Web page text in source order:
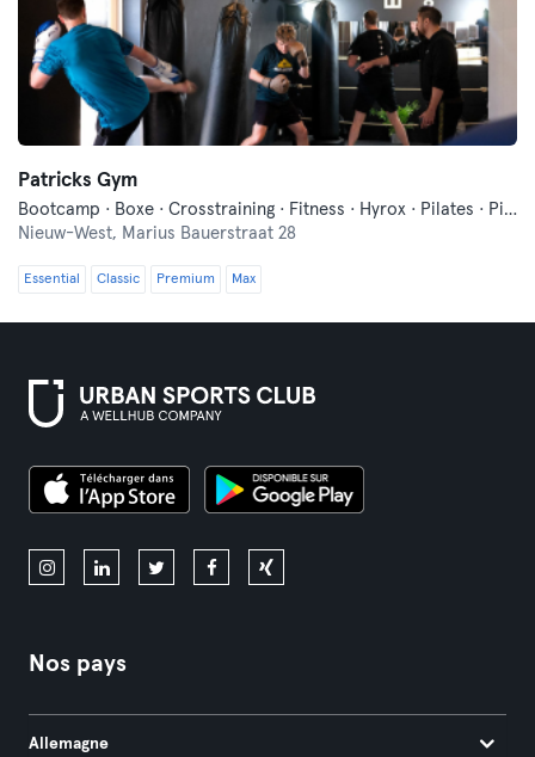
Patricks Gym
Bootcamp · Boxe · Crosstraining · Fitness · Hyrox · Pilates · Pilates Reformer
Nieuw-West, Marius Bauerstraat 28
Essential Classic Premium Max
Nos pays
Allemagne